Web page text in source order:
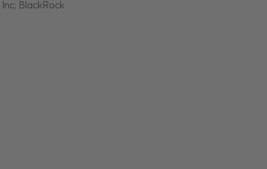
BlackRock